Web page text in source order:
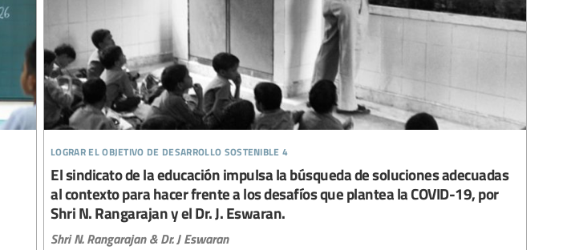
lograr el objetivo de desarrollo sostenible 4
El sindicato de la educación impulsa la búsqueda de soluciones adecuadas
al contexto para hacer frente a los desafíos que plantea la COVID-19, por
Shri N. Rangarajan y el Dr. J. Eswaran.
Shri N. Rangarajan & Dr. J Eswaran